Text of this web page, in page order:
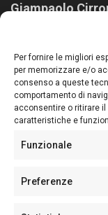
Per fornire le migliori
per memorizzare e/o
consenso a queste
comportamento di
acconsentire o ritirare
caratteristiche e
Funzionale
Preferenze
Giampaolo
Sardegna Ieri-Oggi-
nostro passato e,
Follow Us
Sede:Via Cristoforo